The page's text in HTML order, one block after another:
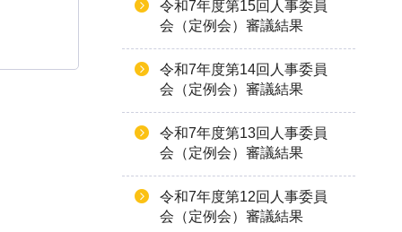
令和7年度第15回人事委員
会（定例会）審議結果
令和7年度第14回人事委員
会（定例会）審議結果
令和7年度第13回人事委員
会（定例会）審議結果
令和7年度第12回人事委員
会（定例会）審議結果